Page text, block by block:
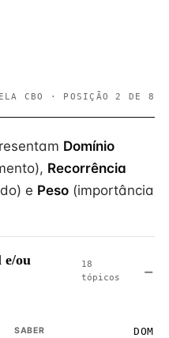
CBO · POSIÇÃO 2 DE 8
Domínio
Recorrência
e Peso (importância
e/ou
18
tópicos
SABER